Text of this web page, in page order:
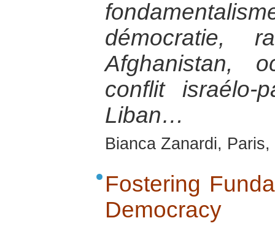
démocratie,
Afghanistan,
conflit israélo-
Liban…
Bianca Zanardi, Paris,
Fostering